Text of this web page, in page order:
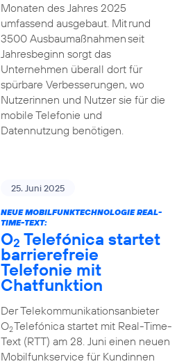
Monaten des Jahres 2025
umfassend ausgebaut. Mit rund
3500 Ausbaumaßnahmen seit
Jahresbeginn sorgt das
Unternehmen überall dort für
spürbare Verbesserungen, wo
Nutzerinnen und Nutzer sie für die
mobile Telefonie und
Datennutzung benötigen.
25. Juni 2025
NEUE MOBILFUNKTECHNOLOGIE REAL-
TIME-TEXT:
O2 Telefónica startet
barrierefreie
Telefonie mit
Chatfunktion
Der Telekommunikationsanbieter
O2Telefónica startet mit Real-Time-
Text (RTT) am 28. Juni einen neuen
Mobilfunkservice für Kundinnen